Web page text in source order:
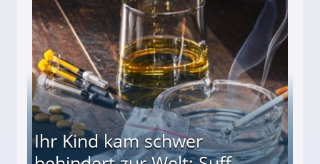
(34) in den finanziellen Ruin!
Ihr Kind kam schwer